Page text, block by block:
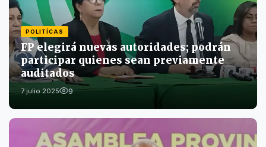
POLITÍCAS
FP elegirá nuevas autoridades; podrán
participar quienes sean previamente
auditados
7 julio 2025 9